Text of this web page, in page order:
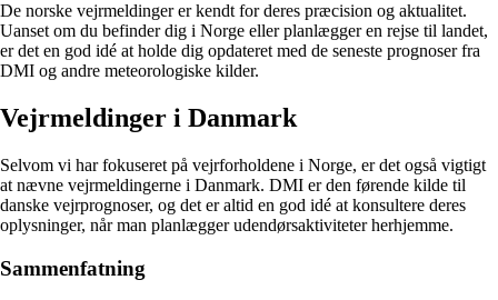
De norske vejrmeldinger er kendt for deres præcision og aktualitet.
Uanset om du befinder dig i Norge eller planlægger en rejse til landet,
er det en god idé at holde dig opdateret med de seneste prognoser fra
DMI og andre meteorologiske kilder.
Vejrmeldinger i Danmark
Selvom vi har fokuseret på vejrforholdene i Norge, er det også vigtigt
at nævne vejrmeldingerne i Danmark. DMI er den førende kilde til
danske vejrprognoser, og det er altid en god idé at konsultere deres
oplysninger, når man planlægger udendørsaktiviteter herhjemme.
Sammenfatning